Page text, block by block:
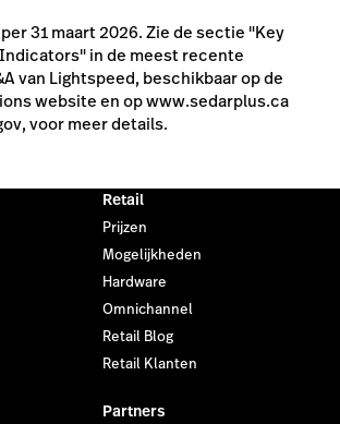
31 maart 2026. Zie de sectie "Key
in de meest recente
van Lightspeed, beschikbaar op de
website en op www.sedarplus.ca
voor meer details.
Retail
Prijzen
Mogelijkheden
Hardware
Omnichannel
Retail Blog
Retail Klanten
Partners